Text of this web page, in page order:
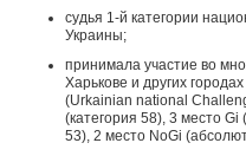
судья 1-й категории
Украины;
принимала участие во
Харькове и других
(Urkainian national
(категория 58), 3 место Gi
53), 2 место NoGi